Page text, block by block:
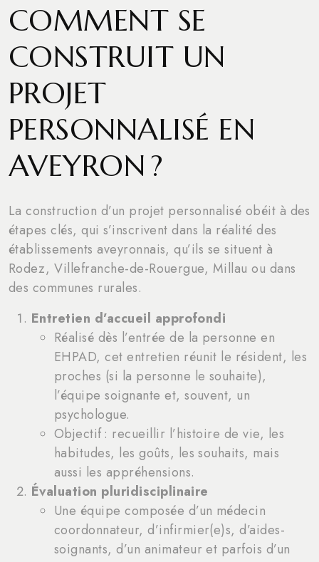
COMMENT SE
CONSTRUIT UN
PROJET
PERSONNALISÉ EN
AVEYRON ?
La construction d’un projet personnalisé obéit à des
étapes clés, qui s’inscrivent dans la réalité des
établissements aveyronnais, qu’ils se situent à
Rodez, Villefranche-de-Rouergue, Millau ou dans
des communes rurales.
Entretien d’accueil approfondi
Réalisé dès l’entrée de la personne en
EHPAD, cet entretien réunit le résident, les
proches (si la personne le souhaite),
l’équipe soignante et, souvent, un
psychologue.
Objectif : recueillir l’histoire de vie, les
habitudes, les goûts, les souhaits, mais
aussi les appréhensions.
Évaluation pluridisciplinaire
Une équipe composée d’un médecin
coordonnateur, d’infirmier(e)s, d’aides-
soignants, d’un animateur et parfois d’un